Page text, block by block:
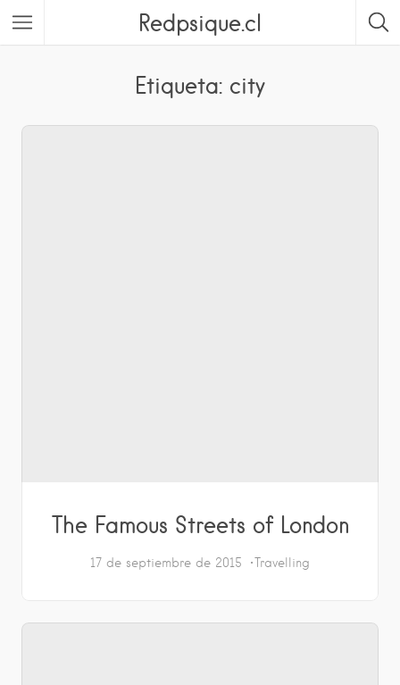
Redpsique.cl
Etiqueta: city
The Famous Streets of London
17 de septiembre de 2015 Travelling